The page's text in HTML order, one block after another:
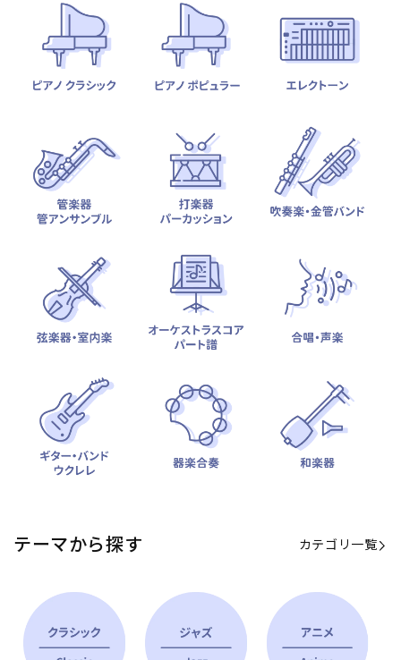
テーマから探す カテゴリ一覧